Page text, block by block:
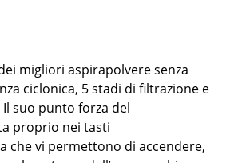
migliori aspirapolvere senza
ciclonica, 5 stadi di filtrazione e
suo punto forza del
proprio nei tasti
che vi permettono di accendere,